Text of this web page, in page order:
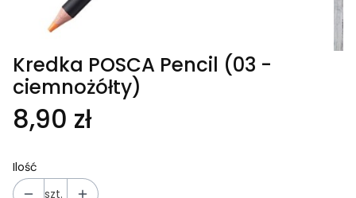
Kredka POSCA Pencil (03 -
ciemnożółty)
8,90 zł
Ilość
szt.